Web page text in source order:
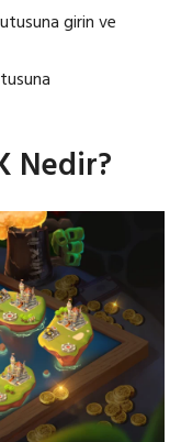
girin ve
Nedir?